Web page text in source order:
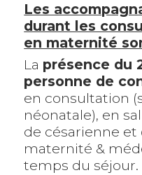
Les
durant les
en maternité
La présence du
personne de
en consultation
néonatale), en
de césarienne et
maternité &
temps du séjour.